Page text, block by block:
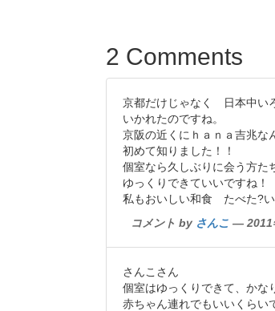
2 Comments
京都だけじゃなく 日本中い
いかれたのですね。
京阪の近くにｈａｎａ吉兆な
初めて知りました！！
個室なら久しぶりに会う方た
ゆっくりできていいですね！
私もおいしい和食 たべた?い
コメント by さんこ — 2011
さんこさん
個室はゆっくりできて、かな
赤ちゃん連れでもいいくらい